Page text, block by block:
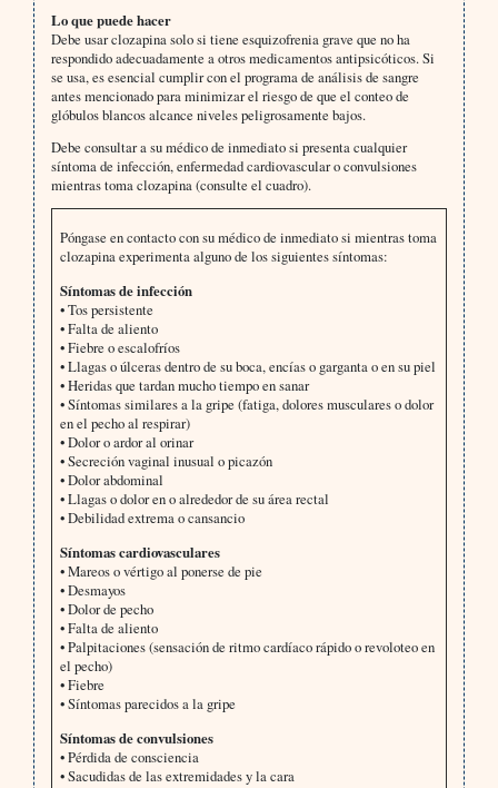
Lo que puede hacer
Debe usar clozapina solo si tiene esquizofrenia grave que no ha
respondido adecuadamente a otros medicamentos antipsicóticos. Si
se usa, es esencial cumplir con el programa de análisis de sangre
antes mencionado para minimizar el riesgo de que el conteo de
glóbulos blancos alcance niveles peligrosamente bajos.
Debe consultar a su médico de inmediato si presenta cualquier
síntoma de infección, enfermedad cardiovascular o convulsiones
mientras toma clozapina (consulte el cuadro).
Póngase en contacto con su médico de inmediato si mientras toma
clozapina experimenta alguno de los siguientes síntomas:
Síntomas de infección
• Tos persistente
• Falta de aliento
• Fiebre o escalofríos
• Llagas o úlceras dentro de su boca, encías o garganta o en su piel
• Heridas que tardan mucho tiempo en sanar
• Síntomas similares a la gripe (fatiga, dolores musculares o dolor
en el pecho al respirar)
• Dolor o ardor al orinar
• Secreción vaginal inusual o picazón
• Dolor abdominal
• Llagas o dolor en o alrededor de su área rectal
• Debilidad extrema o cansancio
Síntomas cardiovasculares
• Mareos o vértigo al ponerse de pie
• Desmayos
• Dolor de pecho
• Falta de aliento
• Palpitaciones (sensación de ritmo cardíaco rápido o revoloteo en
el pecho)
• Fiebre
• Síntomas parecidos a la gripe
Síntomas de convulsiones
• Pérdida de consciencia
• Sacudidas de las extremidades y la cara